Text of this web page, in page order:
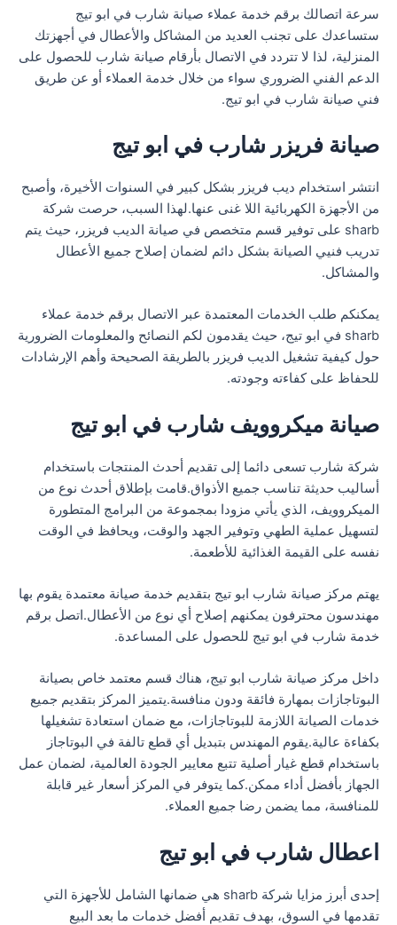
سرعة اتصالك برقم خدمة عملاء صيانة شارب في ابو تيج
ستساعدك على تجنب العديد من المشاكل والأعطال في أجهزتك
المنزلية، لذا لا تتردد في الاتصال بأرقام صيانة شارب للحصول على
الدعم الفني الضروري سواء من خلال خدمة العملاء أو عن طريق
فني صيانة شارب في ابو تيج.
صيانة فريزر شارب في ابو تيج
انتشر استخدام ديب فريزر بشكل كبير في السنوات الأخيرة، وأصبح
من الأجهزة الكهربائية اللا غنى عنها.لهذا السبب، حرصت شركة
sharb على توفير قسم متخصص في صيانة الديب فريزر، حيث يتم
تدريب فنيي الصيانة بشكل دائم لضمان إصلاح جميع الأعطال
والمشاكل.
يمكنكم طلب الخدمات المعتمدة عبر الاتصال برقم خدمة عملاء
sharb في ابو تيج، حيث يقدمون لكم النصائح والمعلومات الضرورية
حول كيفية تشغيل الديب فريزر بالطريقة الصحيحة وأهم الإرشادات
للحفاظ على كفاءته وجودته.
صيانة ميكروويف شارب في ابو تيج
شركة شارب تسعى دائما إلى تقديم أحدث المنتجات باستخدام
أساليب حديثة تناسب جميع الأذواق.قامت بإطلاق أحدث نوع من
الميكروويف، الذي يأتي مزودا بمجموعة من البرامج المتطورة
لتسهيل عملية الطهي وتوفير الجهد والوقت، ويحافظ في الوقت
نفسه على القيمة الغذائية للأطعمة.
يهتم مركز صيانة شارب ابو تيج بتقديم خدمة صيانة معتمدة يقوم بها
مهندسون محترفون يمكنهم إصلاح أي نوع من الأعطال.اتصل برقم
خدمة شارب في ابو تيج للحصول على المساعدة.
داخل مركز صيانة شارب ابو تيج، هناك قسم معتمد خاص بصيانة
البوتاجازات بمهارة فائقة ودون منافسة.يتميز المركز بتقديم جميع
خدمات الصيانة اللازمة للبوتاجازات، مع ضمان استعادة تشغيلها
بكفاءة عالية.يقوم المهندس بتبديل أي قطع تالفة في البوتاجاز
باستخدام قطع غيار أصلية تتبع معايير الجودة العالمية، لضمان عمل
الجهاز بأفضل أداء ممكن.كما يتوفر في المركز أسعار غير قابلة
للمنافسة، مما يضمن رضا جميع العملاء.
اعطال شارب في ابو تيج
إحدى أبرز مزايا شركة sharb هي ضمانها الشامل للأجهزة التي
تقدمها في السوق، بهدف تقديم أفضل خدمات ما بعد البيع